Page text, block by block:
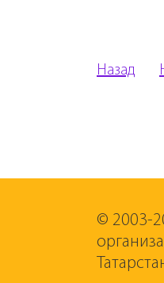
Назад
© 2003-